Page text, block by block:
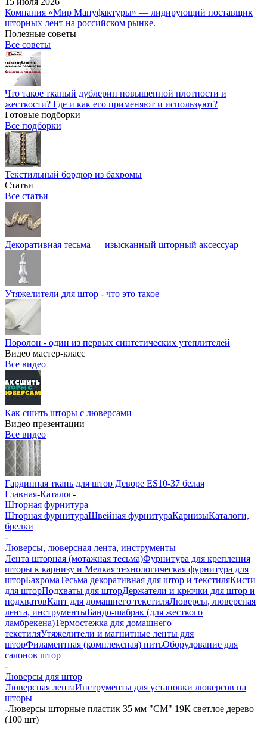
Компания «Мир Мануфактуры» — лидирующий поставщик
шторных лент на российском рынке.
Полезные советы
Все советы
Что такое тканый дублерин повышенной плотности и
жесткости? Где и как его применяют и используют?
Готовые подборки
Все подборки
Текстильный бордюр из бахромы
Статьи
Все статьи
Декоративная тесьма — изысканный шторный аксессуар
Утяжелители для штор - что это такое
Поролон - один из первых синтетических утеплителей
Видео мастер-класс
Все видео
Как сшить шторы с люверсами
Видео презентации
Все видео
Гардинная ткань для штор Деворе ES10-37 белая
Главная-Каталог-
Шторная фурнитура
Шторная фурнитураШвейная фурнитураКарнизыКаталоги,
брелки
-
Люверсы, люверсная лента, инструменты
Лента шторная (мотажная тесьма)Фурнитура для крепления
шторы к карнизу и Мелкая технологическая фурнитура для
шторБахромаТесьма декоративная для штор и текстиляКисти
для шторПодхваты для шторДержатели и крючки для штор и
подхватовКант для домашнего текстиляЛюверсы, люверсная
лента, инструментыБандо-шабрак (для жесткого
ламбрекена)Термостежка для домашнего
текстиляУтяжелители и магнитные ленты для
шторФиламентная (комплексная) нитьОборудование для
салонов штор
-
Люверсы для штор
Люверсная лентаИнструменты для установки люверсов на
шторы
-Люверсы шторные пластик 35 мм "СМ" 19К светлое дерево
(100 шт)